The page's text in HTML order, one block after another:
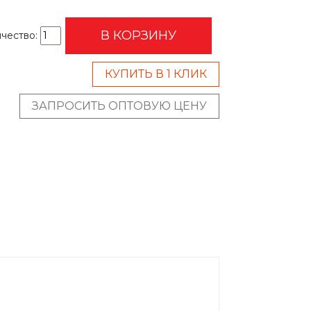
В КОРЗИНУ
КУПИТЬ В 1 КЛИК
ЗАПРОСИТЬ ОПТОВУЮ ЦЕНУ